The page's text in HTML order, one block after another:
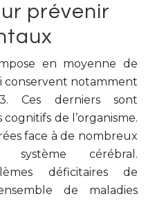
prévenir
en moyenne de
conservent notamment
Ces derniers sont
de l’organisme.
face à de nombreux
cérébral.
déficitaires de
de maladies